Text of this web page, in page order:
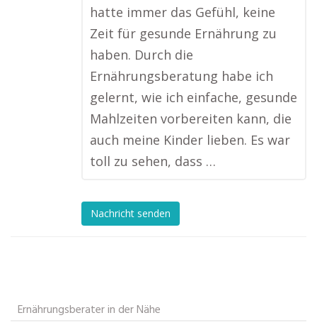
hatte immer das Gefühl, keine
Zeit für gesunde Ernährung zu
haben. Durch die
Ernährungsberatung habe ich
gelernt, wie ich einfache, gesunde
Mahlzeiten vorbereiten kann, die
auch meine Kinder lieben. Es war
toll zu sehen, dass …
Nachricht senden
Ernährungsberater in der Nähe